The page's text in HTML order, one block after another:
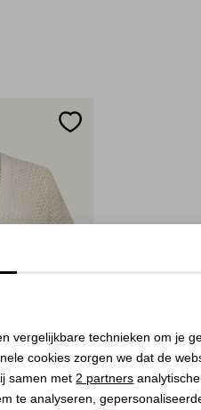
vergelijkbare technieken om je
cookies zorgen we dat de
samen met 2 partners
te analyseren,